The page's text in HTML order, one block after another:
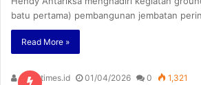
batu pertama) pembangunan jembatan
Read More »
primetimes.id 01/04/2026 0 1,321